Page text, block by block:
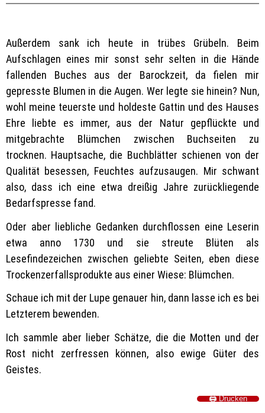
Außerdem sank ich heute in trübes Grübeln. Beim
Aufschlagen eines mir sonst sehr selten in die Hände
fallenden Buches aus der Barockzeit, da fielen mir
gepresste Blumen in die Augen. Wer legte sie hinein? Nun,
wohl meine teuerste und holdeste Gattin und des Hauses
Ehre liebte es immer, aus der Natur gepflückte und
mitgebrachte Blümchen zwischen Buchseiten zu
trocknen. Hauptsache, die Buchblätter schienen von der
Qualität besessen, Feuchtes aufzusaugen. Mir schwant
also, dass ich eine etwa dreißig Jahre zurückliegende
Bedarfspresse fand.
Oder aber liebliche Gedanken durchflossen eine Leserin
etwa anno 1730 und sie streute Blüten als
Lesefindezeichen zwischen geliebte Seiten, eben diese
Trockenzerfallsprodukte aus einer Wiese: Blümchen.
Schaue ich mit der Lupe genauer hin, dann lasse ich es bei
Letzterem bewenden.
Ich sammle aber lieber Schätze, die die Motten und der
Rost nicht zerfressen können, also ewige Güter des
Geistes.
🖨️ Drucken